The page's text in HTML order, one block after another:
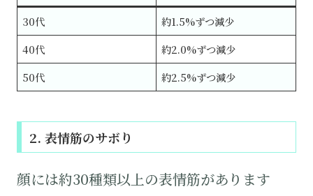
30代
約1.5%ずつ減少
40代
約2.0%ずつ減少
50代
約2.5%ずつ減少
2. 表情筋のサボり
顔には約30種類以上の表情筋があります